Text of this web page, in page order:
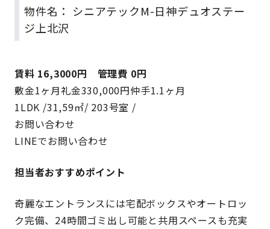
物件名： シニアテックM-日神デュオステー
ジ上北沢
賃料 16,3000円 管理費 0円
敷金1ヶ月礼金330,000円仲手1.1ヶ月
1LDK /31,59㎡/ 203号室 /
お問い合わせ
LINEでお問い合わせ
担当者おすすめポイント
奇麗なエントランスには宅配ボックスやオートロッ
ク完備、24時間ゴミ出し可能と共用スペースも充実